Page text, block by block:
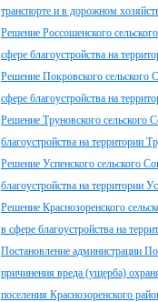
транспорте и в дорожном
Решение Россошенского
сфере благоустройства на
Решение Покровского
сфере благоустройства на
Решение Труновского сельского
благоустройства на территории
Решение Успенского сельского
благоустройства на территории
Решение Краснозоренского
в сфере благоустройства на
Постановление администрации
причинения вреда (ущерба)
поселения Краснозоренского